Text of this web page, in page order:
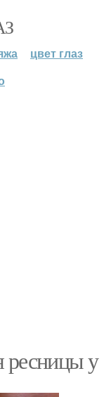
цвет глаз
ресницы у